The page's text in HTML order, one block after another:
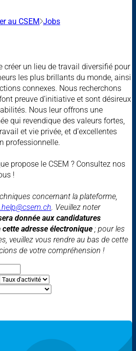
au CSEM Jobs
créer un lieu de travail diversifié pour
les plus brillants du monde, ainsi
connexes. Nous recherchons
preuve d’initiative et sont désireux
Nous leur offrons une
qui revendique des valeurs fortes,
et vie privée, et d’excellentes
professionnelle.
propose le CSEM ? Consultez nos
!
concernant la plateforme,
. Veuillez noter
donnée aux candidatures
adresse électronique ; pour les
veuillez vous rendre au bas de cette
de votre compréhension !